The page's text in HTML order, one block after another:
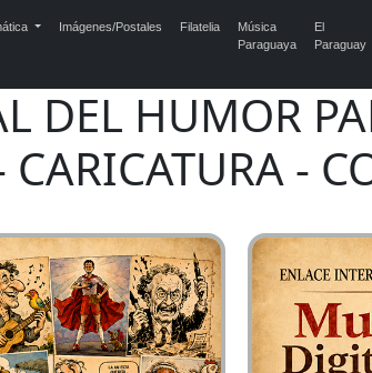
Imágenes/Postales Filatelia
Música
Paraguaya
El
Paraguay
DEL HUMOR
CARICATURA -